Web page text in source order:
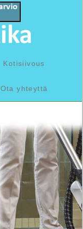
Kotisiivous
Ota yhteyttä